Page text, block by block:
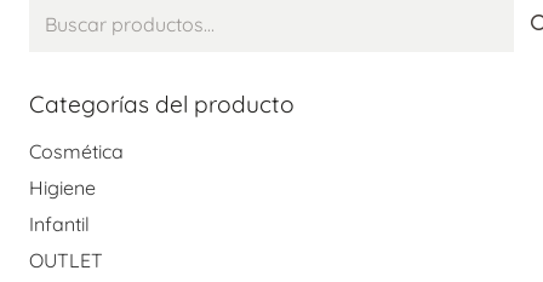
Buscar
Categorías del producto
Cosmética
Higiene
Infantil
OUTLET